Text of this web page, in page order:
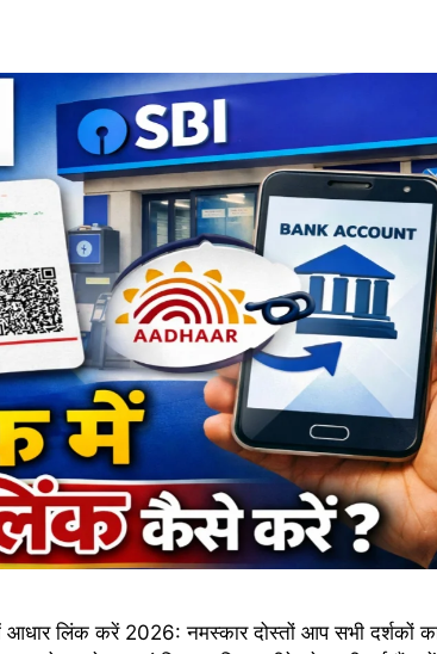
लिंक करें 2026: नमस्कार दोस्तों आप सभी दर्शकों का